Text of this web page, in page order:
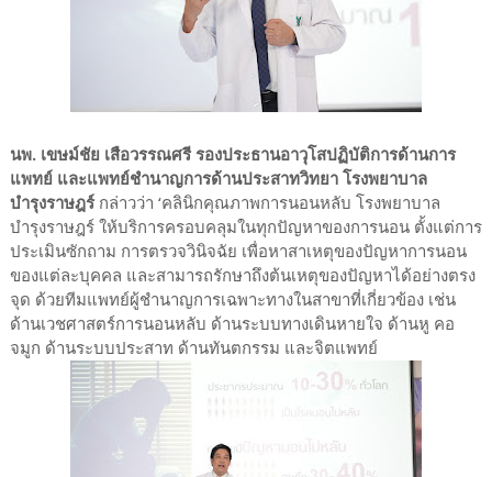
นพ. เขษม์ชัย เสือวรรณศรี รองประธานอาวุโสปฏิบัติการด้านการ
แพทย์ และแพทย์ชำนาญการด้านประสาทวิทยา โรงพยาบาล
บำรุงราษฎร์กล่าวว่า ‘คลินิกคุณภาพการนอนหลับ โรงพยาบาล
บำรุงราษฎร์ ให้บริการครอบคลุมในทุกปัญหาของการนอน ตั้งแต่การ
ประเมินซักถาม การตรวจวินิจฉัย เพื่อหาสาเหตุของปัญหาการนอน
ของแต่ละบุคคล และสามารถรักษาถึงต้นเหตุของปัญหาได้อย่างตรง
จุด ด้วยทีมแพทย์ผู้ชำนาญการเฉพาะทางในสาขาที่เกี่ยวข้อง เช่น
ด้านเวชศาสตร์การนอนหลับ ด้านระบบทางเดินหายใจ ด้านหู คอ
จมูก ด้านระบบประสาท ด้านทันตกรรม และจิตแพทย์